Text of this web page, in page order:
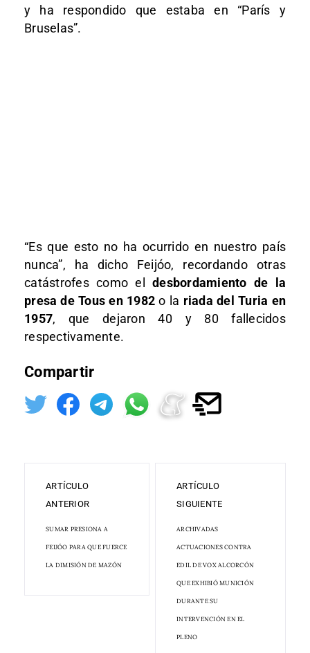
y ha respondido que estaba en “París y
Bruselas”.
“Es que esto no ha ocurrido en nuestro país
nunca”, ha dicho Feijóo, recordando otras
catástrofes como el desbordamiento de la
presa de Tous en 1982 o la riada del Turia en
1957, que dejaron 40 y 80 fallecidos
respectivamente.
Compartir
ARTÍCULO
ANTERIOR
SUMAR PRESIONA A
FEIJÓO PARA QUE FUERCE
LA DIMISIÓN DE MAZÓN
ARTÍCULO
SIGUIENTE
ARCHIVADAS
ACTUACIONES CONTRA
EDIL DE VOX ALCORCÓN
QUE EXHIBIÓ MUNICIÓN
DURANTE SU
INTERVENCIÓN EN EL
PLENO